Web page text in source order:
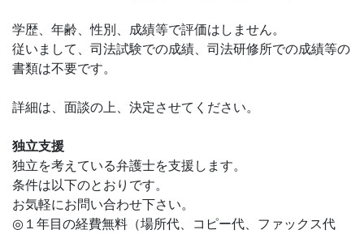
学歴、年齢、性別、成績等で評価はしません。
従いまして、司法試験での成績、司法研修所での成績等の
書類は不要です。
詳細は、面談の上、決定させてください。
独立支援
独立を考えている弁護士を支援します。
条件は以下のとおりです。
お気軽にお問い合わせ下さい。
◎１年目の経費無料（場所代、コピー代、ファックス代